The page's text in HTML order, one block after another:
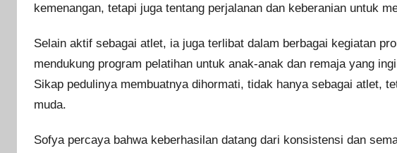
kemenangan, tetapi juga tentang perjalanan dan keberanian untuk
Selain aktif sebagai atlet, ia juga terlibat dalam berbagai kegiatan
mendukung program pelatihan untuk anak-anak dan remaja yang
Sikap pedulinya membuatnya dihormati, tidak hanya sebagai atlet,
muda.
Sofya percaya bahwa keberhasilan datang dari konsistensi dan